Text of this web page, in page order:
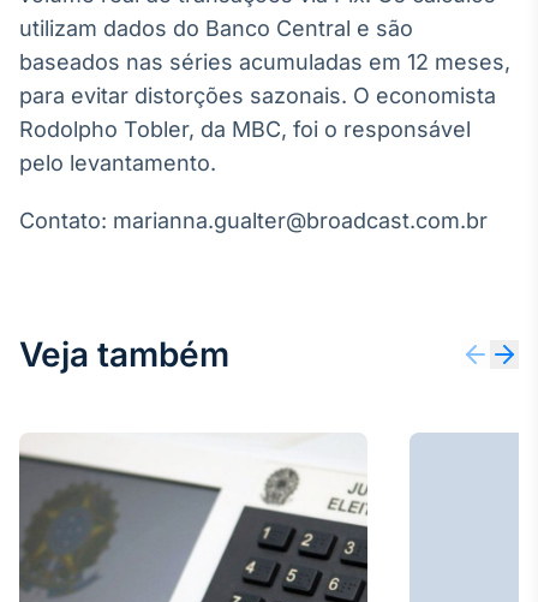
Broadcast
Fundos
A melhor
analisar fundos
IA
Gestão de
utilizam dados do Banco Central e são
baseados nas séries acumuladas em 12 meses,
para evitar distorções sazonais. O economista
Rodolpho Tobler, da MBC, foi o responsável
pelo levantamento.
Contato: marianna.gualter@broadcast.com.br
Veja também